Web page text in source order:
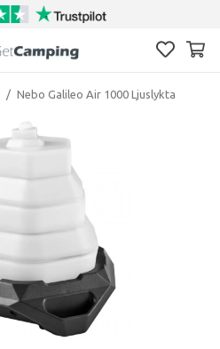
/ Nebo Galileo Air 1000 Ljuslykta